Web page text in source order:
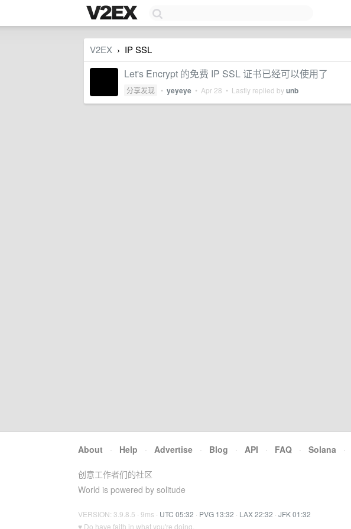
V2EX › IP SSL
Let's Encrypt 的免费 IP SSL 证书已经可以使用了
分享发现 • yeyeye • Apr 28 • Lastly replied byunb
About · Help · Advertise · Blog · API · FAQ · Solana ·
创意工作者们的社区
World is powered by solitude
VERSION: 3.9.8.5 · 9ms · UTC 05:32 · PVG 13:32 · LAX 22:32 · JFK 01:32
♥ Do have faith in what you're doing.